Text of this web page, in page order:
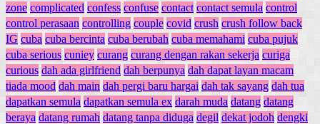
zone complicated confess confuse contact contact semula control
control perasaan controlling couple covid crush crush follow back
IG cuba cuba bercinta cuba berubah cuba memahami cuba pujuk
cuba serious cuniey curang curang dengan rakan sekerja curiga
curious dah ada girlfriend dah berpunya dah dapat layan macam
tiada mood dah main dah pergi baru hargai dah tak sayang dah tua
dapatkan semula dapatkan semula ex darah muda datang datang
beraya datang rumah datang tanpa diduga degil dekat jodoh dengki